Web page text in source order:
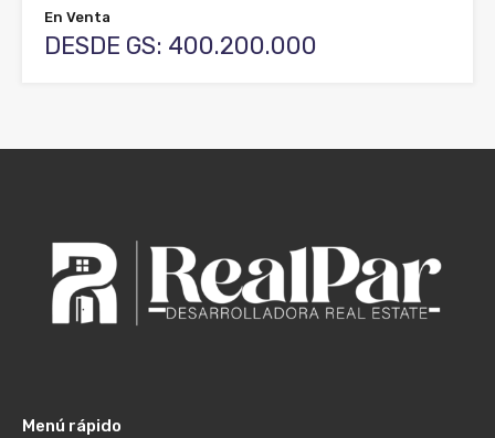
En Venta
DESDE GS: 400.200.000
Menú rápido